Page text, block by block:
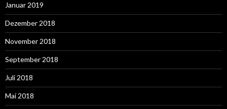
Januar 2019
Dezember 2018
November 2018
September 2018
Juli 2018
Mai 2018